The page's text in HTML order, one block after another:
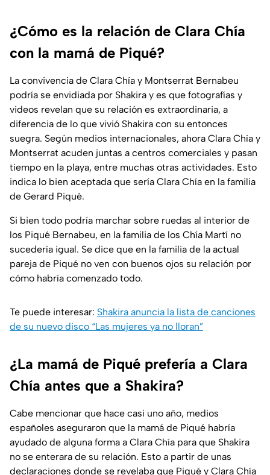
¿Cómo es la relación de Clara Chía
con la mamá de Piqué?
La convivencia de Clara Chía y Montserrat Bernabeu
podría se envidiada por Shakira y es que fotografías y
videos revelan que su relación es extraordinaria, a
diferencia de lo que vivió Shakira con su entonces
suegra. Según medios internacionales, ahora Clara Chía y
Montserrat acuden juntas a centros comerciales y pasan
tiempo en la playa, entre muchas otras actividades. Esto
indica lo bien aceptada que sería Clara Chía en la familia
de Gerard Piqué.
Si bien todo podría marchar sobre ruedas al interior de
los Piqué Bernabeu, en la familia de los Chía Martí no
sucedería igual. Se dice que en la familia de la actual
pareja de Piqué no ven con buenos ojos su relación por
cómo habría comenzado todo.
Te puede interesar: Shakira anuncia la lista de canciones
de su nuevo disco “Las mujeres ya no lloran”
¿La mamá de Piqué prefería a Clara
Chía antes que a Shakira?
Cabe mencionar que hace casi uno año, medios
españoles aseguraron que la mamá de Piqué habría
ayudado de alguna forma a Clara Chía para que Shakira
no se enterara de su relación. Esto a partir de unas
declaraciones donde se revelaba que Piqué y Clara Chía